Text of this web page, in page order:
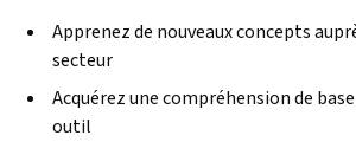
Apprenez de nouveaux concepts
secteur
Acquérez une compréhension de
outil